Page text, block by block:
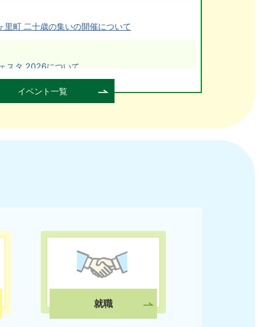
町 二十歳の集いの開催について
スタ 2026について
ました！(R8.6月)
ょうしつ）に きませんか？
イベント一覧
就職